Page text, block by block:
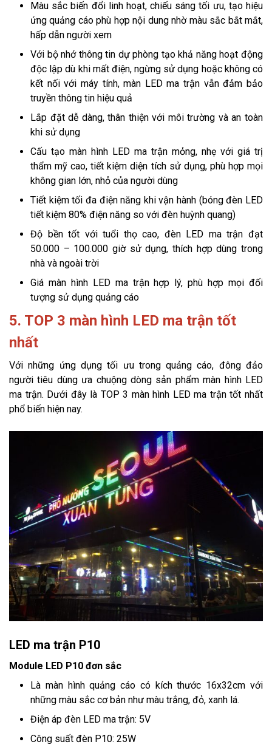
Màu sắc biến đổi linh hoạt, chiếu sáng tối ưu, tạo hiệu
ứng quảng cáo phù hợp nội dung nhờ màu sắc bắt mắt,
hấp dẫn người xem
Với bộ nhớ thông tin dự phòng tạo khả năng hoạt động
độc lập dù khi mất điện, ngừng sử dụng hoặc không có
kết nối với máy tính, màn LED ma trận vẫn đảm bảo
truyền thông tin hiệu quả
Lắp đặt dễ dàng, thân thiện với môi trường và an toàn
khi sử dụng
Cấu tạo màn hình LED ma trận mỏng, nhẹ với giá trị
thẩm mỹ cao, tiết kiệm diện tích sử dụng, phù hợp mọi
không gian lớn, nhỏ của người dùng
Tiết kiệm tối đa điện năng khi vận hành (bóng đèn LED
tiết kiệm 80% điện năng so với đèn huỳnh quang)
Độ bền tốt với tuổi thọ cao, đèn LED ma trận đạt
50.000 – 100.000 giờ sử dụng, thích hợp dùng trong
nhà và ngoài trời
Giá màn hình LED ma trận hợp lý, phù hợp mọi đối
tượng sử dụng quảng cáo
5. TOP 3 màn hình LED ma trận tốt
nhất
Với những ứng dụng tối ưu trong quảng cáo, đông đảo
người tiêu dùng ưa chuộng dòng sản phẩm màn hình LED
ma trận. Dưới đây là TOP 3 màn hình LED ma trận tốt nhất
phổ biến hiện nay.
LED ma trận P10
Module LED P10 đơn sắc
Là màn hình quảng cáo có kích thước 16x32cm với
những màu sắc cơ bản như màu trắng, đỏ, xanh lá.
Điện áp đèn LED ma trận: 5V
Công suất đèn P10: 25W